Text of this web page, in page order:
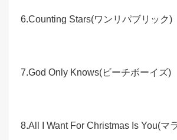
6.Counting Stars(ワンリパブリック)
7.God Only Knows(ビーチボーイズ)
8.All I Want For Christmas Is You(マ